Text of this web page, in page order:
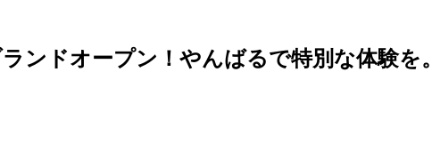
ンドオープン！やんばるで特別な体験を。